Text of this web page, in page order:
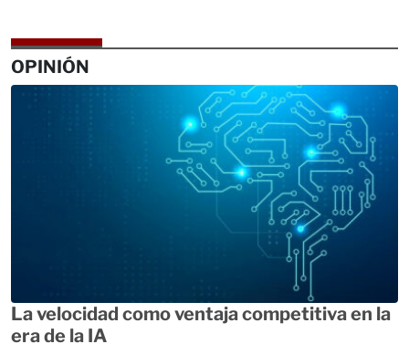
OPINIÓN
La velocidad como ventaja competitiva en la
era de la IA